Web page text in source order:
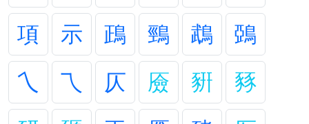
項
示 鴊 鵛 鵡
鵶
乀
乁 仄 厱 豣
豩